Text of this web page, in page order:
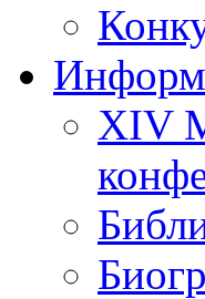
XIV